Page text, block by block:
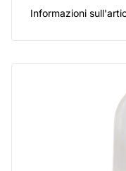
Informazioni